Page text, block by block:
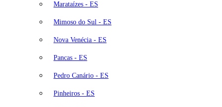
Marataízes - ES
Mimoso do Sul - ES
Nova Venécia - ES
Pancas - ES
Pedro Canário - ES
Pinheiros - ES